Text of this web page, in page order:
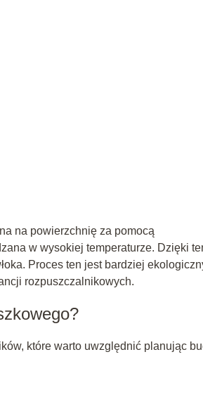
na powierzchnię za pomocą
w wysokiej temperaturze. Dzięki
Proces ten jest bardziej
rozpuszczalnikowych.
które warto uwzględnić planując